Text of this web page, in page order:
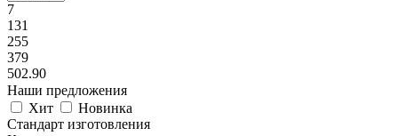
7
131
255
379
502.90
Наши предложения
Хит
Новинка
Стандарт изготовления